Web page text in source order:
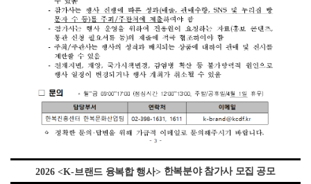
2026 <K-브랜드 융복합 행사> 한복분야 참가사 모집 공모